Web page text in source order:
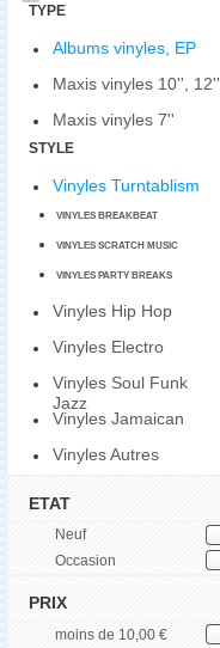
TYPE
Albums vinyles, EP
Maxis vinyles 10'', 12''
Maxis vinyles 7''
STYLE
Vinyles Turntablism
VINYLES BREAKBEAT
VINYLES SCRATCH MUSIC
VINYLES PARTY BREAKS
Vinyles Hip Hop
Vinyles Electro
Vinyles Soul Funk
Jazz
Vinyles Jamaican
Vinyles Autres
ETAT
Neuf
Occasion
PRIX
moins de 10,00 €